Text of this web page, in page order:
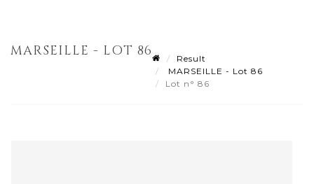
MARSEILLE - LOT 86
Result
MARSEILLE - Lot 86
Lot n° 86